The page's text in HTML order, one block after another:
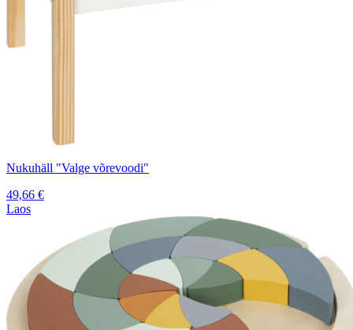
Nukuhäll "Valge võrevoodi"
49,66 €
Laos